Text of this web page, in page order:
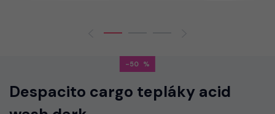
-50
Despacito cargo tepláky acid